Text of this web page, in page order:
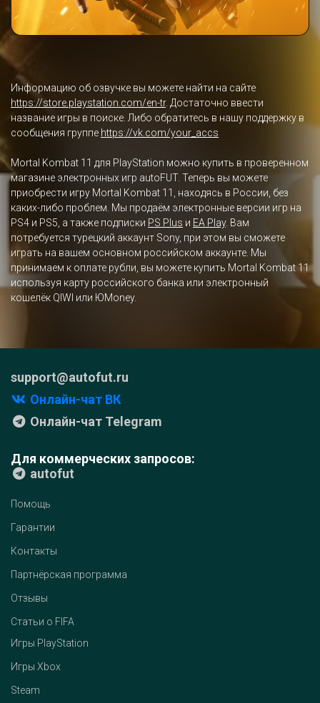
Информацию об озвучке вы можете найти на сайте
https://store.playstation.com/en-tr. Достаточно ввести
название игры в поиске. Либо обратитесь в нашу поддержку в
сообщения группе https://vk.com/your_accs
Mortal Kombat 11 для PlayStation можно купить в проверенном
магазине электронных игр autoFUT. Теперь вы можете
приобрести игру Mortal Kombat 11, находясь в России, без
каких-либо проблем. Мы продаём электронные версии игр на
PS4 и PS5, а также подписки PS Plus и EA Play. Вам
потребуется турецкий аккаунт Sony, при этом вы сможете
играть на вашем основном российском аккаунте. Мы
принимаем к оплате рубли, вы можете купить Mortal Kombat 11
используя карту российского банка или электронный
кошелёк QIWI или ЮMoney.
support@autofut.ru
Онлайн-чат ВК
Онлайн-чат Telegram
Для коммерческих запросов:
autofut
Помощь
Гарантии
Контакты
Партнёрская программа
Отзывы
Статьи о FIFA
Игры PlayStation
Игры Xbox
Steam